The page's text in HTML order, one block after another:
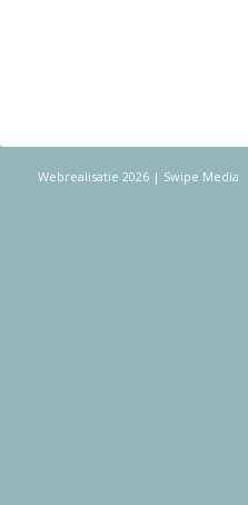
Webrealisatie 2026 | Swipe Media